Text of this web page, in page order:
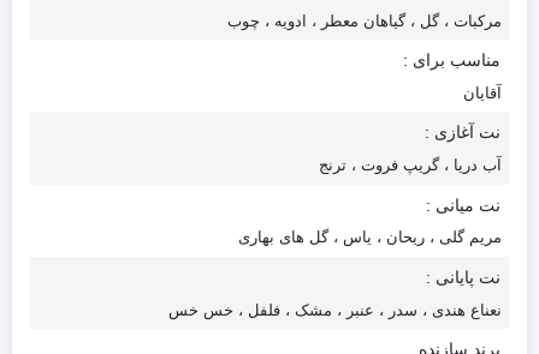
مرکبات ، گل ، گیاهان معطر ، ادویه ، چوب
مناسب برای :
آقایان
نت آغازی :
آب دریا ، گریپ فروت ، ترنج
نت میانی :
مریم گلی ، ریحان ، یاس ، گل های بهاری
نت پایانی :
نعناع هندی ، سدر ، عنبر ، مشک ، فلفل ، خس خس
برند سازنده